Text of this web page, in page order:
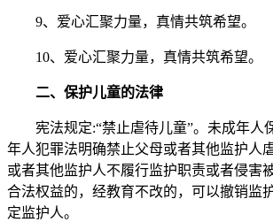
9、爱心汇聚力量，真情共筑希望。
10、爱心汇聚力量，真情共筑希望。
二、保护儿童的法律
宪法规定:“禁止虐待儿童”。未成年人
年人犯罪法明确禁止父母或者其他监护人
或者其他监护人不履行监护职责或者侵害
合法权益的，经教育不改的，可以撤销监
定监护人。